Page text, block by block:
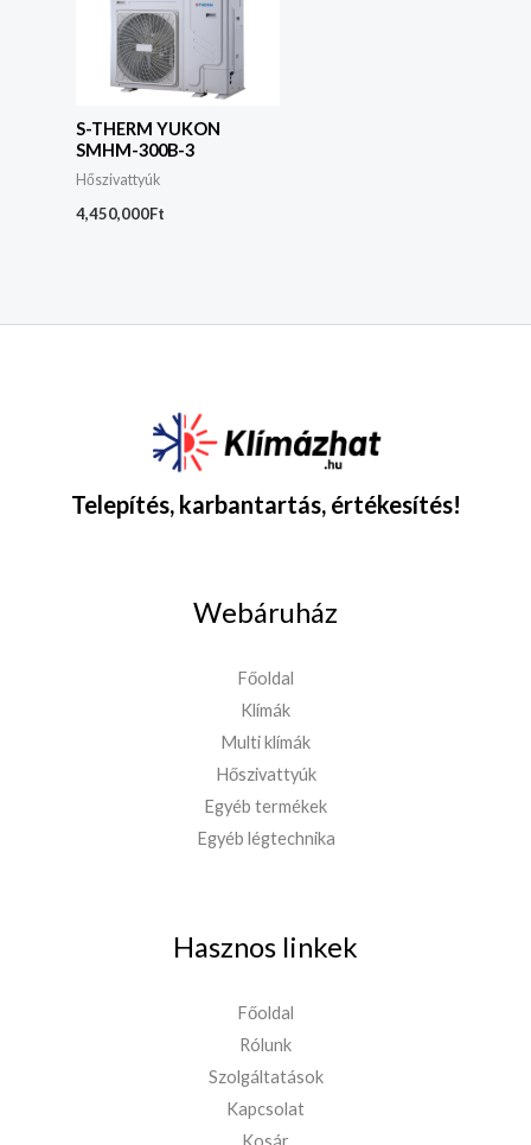
S-THERM YUKON
SMHM-300B-3
Hőszivattyúk
4,450,000Ft
Telepítés, karbantartás, értékesítés!
Webáruház
Főoldal
Klímák
Multi klímák
Hőszivattyúk
Egyéb termékek
Egyéb légtechnika
Hasznos linkek
Főoldal
Rólunk
Szolgáltatások
Kapcsolat
Kosár